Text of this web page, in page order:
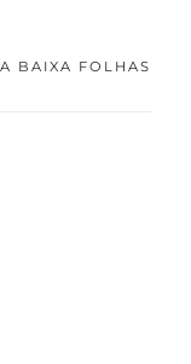
BAIXA FOLHAS